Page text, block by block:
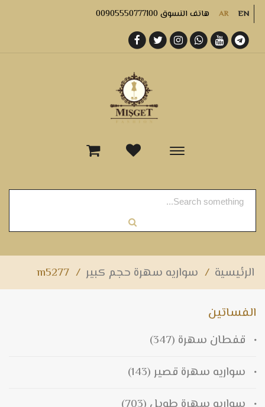
AR EN هاتف التسوق 00905550777100
-
الرئيسية / سواريه سهرة حجم كبير /
m5277
الفساتين
قفطان سهرة (347)
سواريه سهرة قصير (143)